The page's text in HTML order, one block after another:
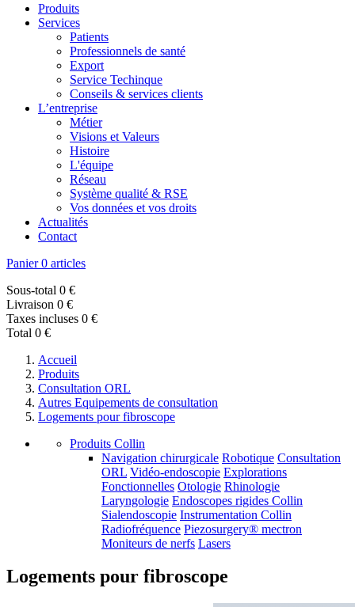
Produits
Services
Patients
Professionnels de santé
Export
Service Techinque
Conseils & services clients
L’entreprise
Métier
Visions et Valeurs
Histoire
L'équipe
Réseau
Système qualité & RSE
Vos données et vos droits
Actualités
Contact
Panier 0 articles
Sous-total 0 €
Livraison 0 €
Taxes incluses 0 €
Total 0 €
Accueil
Produits
Consultation ORL
Autres Equipements de consultation
Logements pour fibroscope
Produits Collin
Navigation chirurgicale Robotique Consultation
ORL Vidéo-endoscopie Explorations
Fonctionnelles Otologie Rhinologie
Laryngologie Endoscopes rigides Collin
Sialendoscopie Instrumentation Collin
Radiofréquence Piezosurgery® mectron
Moniteurs de nerfs Lasers
Logements pour fibroscope